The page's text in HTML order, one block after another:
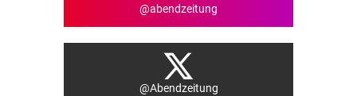
@abendzeitung
@Abendzeitung